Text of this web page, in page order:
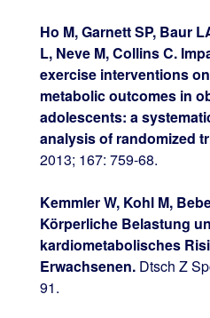
Ho M, Garnett SP, Baur
L, Neve M, Collins C.
exercise interventions
metabolic outcomes in
adolescents: a
analysis of randomized
2013; 167: 759-68.
Kemmler W, Kohl M,
Körperliche Belastung
kardiometabolisches
Erwachsenen.Dtsch Z
91.